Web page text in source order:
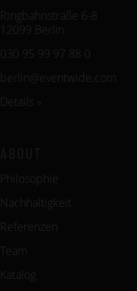
Ringbahnstraße 6-8
12099 Berlin
030 95 99 97 88 0
berlin@eventwide.com
Details »
Philosophie
Nachhaltigkeit
Referenzen
Team
Katalog